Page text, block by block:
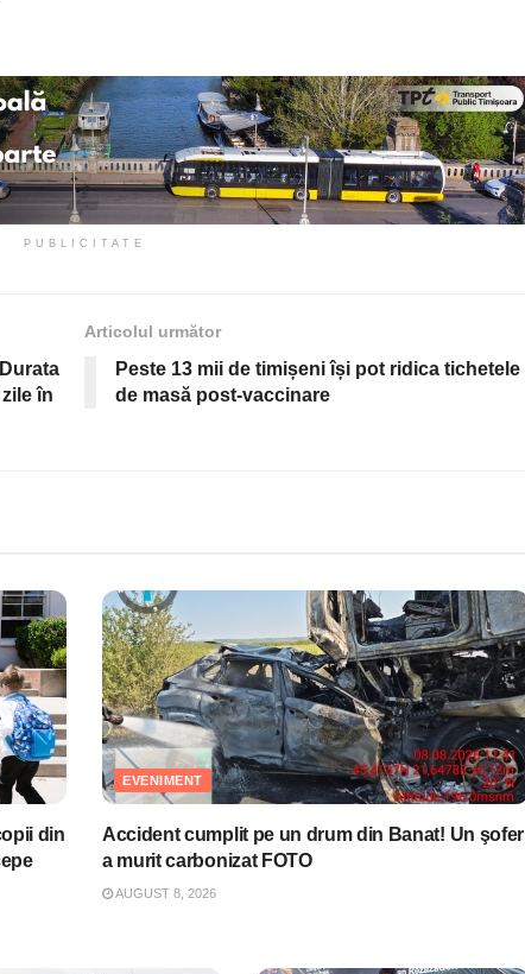
PUBLICITATE
în
Articolul următor
Peste 13 mii de timișeni își pot ridica tichetele
de masă post-vaccinare
din
EVENIMENT
Accident cumplit pe un drum din Banat! Un şofer
a murit carbonizat FOTO
AUGUST 8, 2026